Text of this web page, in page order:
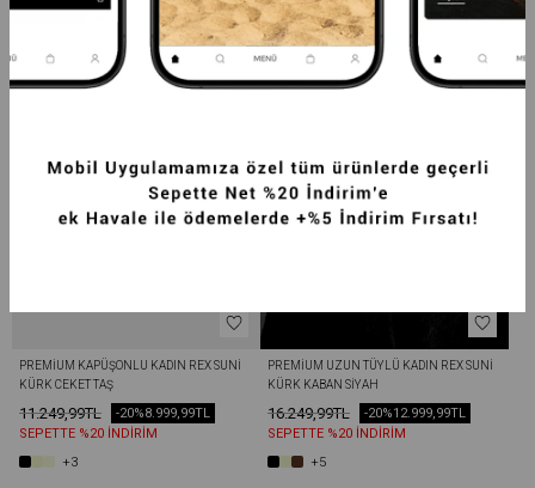
PREMIUM KAPÜŞONLU KADIN REX SUNI
KÜRK CEKET TAŞ
11.249,99TL 8.999,99TL
-20%
SEPETTE %20 İNDİRİM
+3
PREMIUM UZUN TÜYLÜ KADIN REX SUNI
KÜRK KABAN SIYAH
16.249,99TL 12.999,99TL
-20%
SEPETTE %20 İNDİRİM
+5